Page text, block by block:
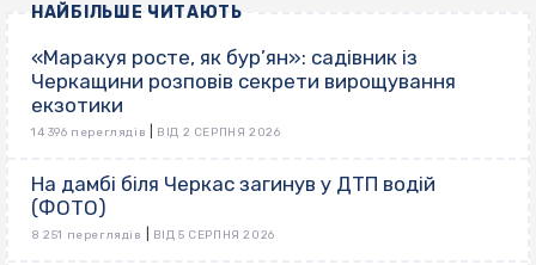
НАЙБІЛЬШЕ ЧИТАЮТЬ
«Маракуя росте, як бур’ян»: садівник із
Черкащини розповів секрети вирощування
екзотики
14 396 переглядів ВІД 2 СЕРПНЯ 2026
На дамбі біля Черкас загинув у ДТП водій
(ФОТО)
8 251 переглядів ВІД 5 СЕРПНЯ 2026